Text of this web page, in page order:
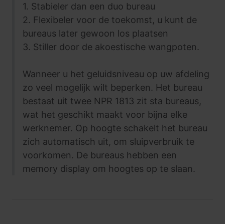
1. Stabieler dan een duo bureau
2. Flexibeler voor de toekomst, u kunt de
bureaus later gewoon los plaatsen
3. Stiller door de akoestische wangpoten.
Wanneer u het geluidsniveau op uw afdeling
zo veel mogelijk wilt beperken. Het bureau
bestaat uit twee NPR 1813 zit sta bureaus,
wat het geschikt maakt voor bijna elke
werknemer. Op hoogte schakelt het bureau
zich automatisch uit, om sluipverbruik te
voorkomen. De bureaus hebben een
memory display om hoogtes op te slaan.